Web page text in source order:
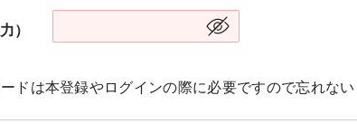
）
ドは本登録やログインの際に必要ですので忘れない